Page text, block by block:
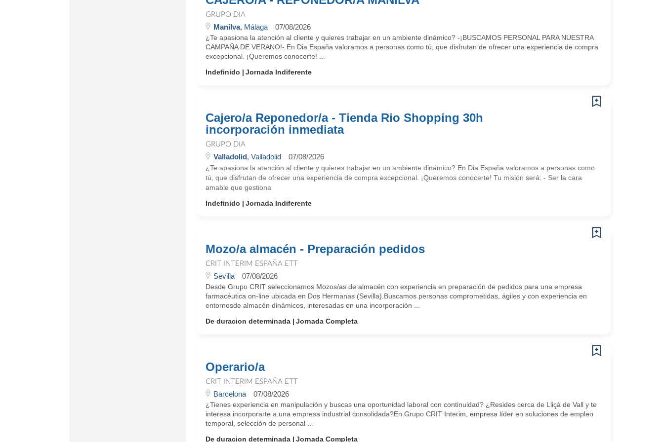
GRUPO DIA
Manilva, Málaga 07/08/2026
¿Te apasiona la atención al cliente y quieres trabajar en un ambiente dinámico? -¡BUSCAMOS PERSONAL PARA NUESTRA
CAMPAÑA DE VERANO!- En Dia España valoramos a personas como tú, que disfrutan de ofrecer una experiencia de compra
excepcional. ¡Queremos conocerte! ...
Indefinido
Jornada Indiferente
Cajero/a Reponedor/a - Tienda Rio Shopping 30h
incorporación inmediata
GRUPO DIA
Valladolid, Valladolid 07/08/2026
¿Te apasiona la atención al cliente y quieres trabajar en un ambiente dinámico? En Dia España valoramos a personas como
tú, que disfrutan de ofrecer una experiencia de compra excepcional. ¡Queremos conocerte! Tu misión será: - Ser la cara
amable que gestiona
Indefinido
Jornada Indiferente
Mozo/a almacén - Preparación pedidos
CRIT INTERIM ESPAÑA ETT
Sevilla 07/08/2026
Desde Grupo CRIT seleccionamos Mozos/as de almacén con experiencia en preparación de pedidos para una empresa
farmacéutica on-line ubicada en Dos Hermanas (Sevilla).Buscamos personas comprometidas, ágiles y con experiencia en
entornosde almacén dinámicos, interesadas en una incorporación ...
De duracion determinada
Jornada Completa
Operario/a
CRIT INTERIM ESPAÑA ETT
Barcelona 07/08/2026
¿Tienes experiencia en manipulación y buscas una oportunidad laboral con continuidad? ¿Resides cerca de Lliçà de Vall y te
interesa incorporarte a una empresa industrial consolidada?En Grupo CRIT Interim, empresa líder en soluciones de empleo
temporal, selección de personal ...
De duracion determinada
Jornada Completa